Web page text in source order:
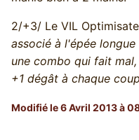
2/+3/ Le VIL
associé à l'épée
une combo qui fait
+1 dégât à chaque
Modifiéle 6 Avril 2013 à